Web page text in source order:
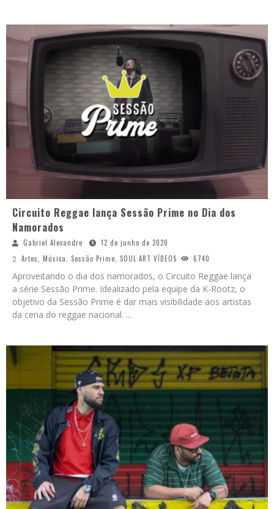
Circuito Reggae lança Sessão Prime no Dia dos
Namorados
Gabriel Alexandre
12 de junho de 2020
Artes, Música, Sessão Prime, SOUL ART VÍDEOS 6740
Aproveitando o dia dos namorados, o Circuito Reggae lança
a série Sessão Prime. Idealizado pela equipe da K-Rootz, o
objetivo da Sessão Prime é dar mais visibilidade aos artistas
da cena do reggae nacional. ...